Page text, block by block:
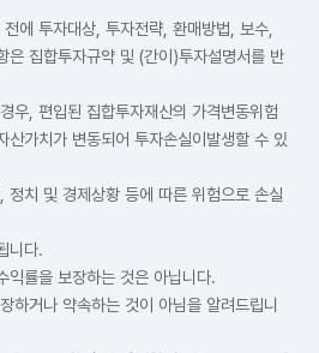
에 투자대상, 투자전략, 환매방법, 보수,
은 집합투자규약 및 (간이)투자설명서를 반
우, 편입된 집합투자재산의 가격변동위험
산가치가 변동되어 투자손실이발생할 수 있
정치 및 경제상황 등에 따른 위험으로 손실
니다.
익률을 보장하는 것은 아닙니다.
하거나 약속하는 것이 아님을 알려드립니